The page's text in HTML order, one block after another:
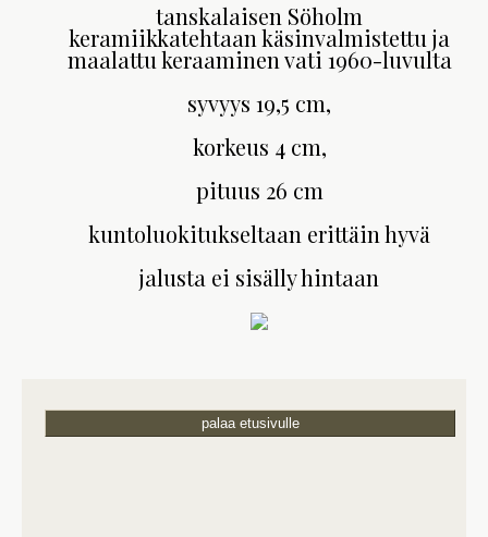
tanskalaisen Söholm
keramiikkatehtaan käsinvalmistettu ja
maalattu keraaminen vati 1960-luvulta
syvyys 19,5 cm,
korkeus 4 cm,
pituus 26 cm
kuntoluokitukseltaan erittäin hyvä
jalusta ei sisälly hintaan
palaa etusivulle